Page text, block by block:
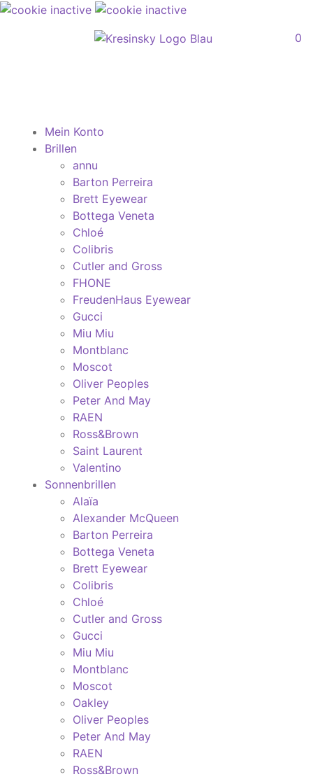
0
Mein Konto
Brillen
annu
Barton Perreira
Brett Eyewear
Bottega Veneta
Chloé
Colibris
Cutler and Gross
FHONE
FreudenHaus Eyewear
Gucci
Miu Miu
Montblanc
Moscot
Oliver Peoples
Peter And May
RAEN
Ross&Brown
Saint Laurent
Valentino
Sonnenbrillen
Alaïa
Alexander McQueen
Barton Perreira
Bottega Veneta
Brett Eyewear
Colibris
Chloé
Cutler and Gross
Gucci
Miu Miu
Montblanc
Moscot
Oakley
Oliver Peoples
Peter And May
RAEN
Ross&Brown